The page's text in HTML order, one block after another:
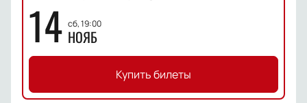
14 сб, 19:00
НОЯБ
Купить билеты